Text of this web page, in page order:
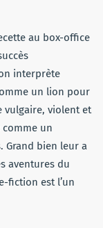
au box-office
interprète
un lion pour
vulgaire, violent et
un
Grand bien leur a
aventures du
fiction est l’un